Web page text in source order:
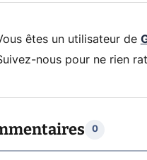
êtes un utilisateur de
nous pour ne rien
0